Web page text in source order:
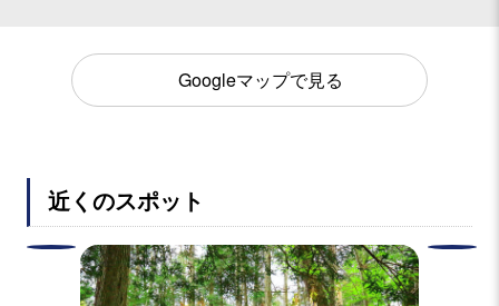
Googleマップで見る
近くのスポット